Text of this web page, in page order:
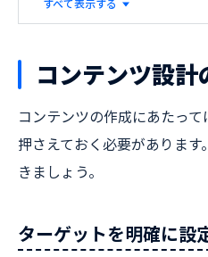
すべて表示する
コンテンツ設計
コンテンツの作成にあたっ
押さえておく必要がありま
きましょう。
ターゲットを明確に設